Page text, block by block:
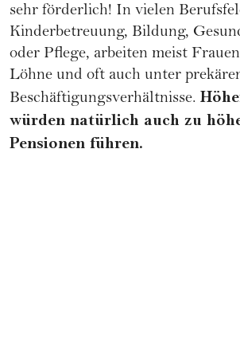
sehr förderlich! In vielen
Kinderbetreuung, Bildung,
oder Pflege, arbeiten meist
Löhne und oft auch unter
Beschäftigungsverhältnisse.
würden natürlich auch zu
Pensionen führen.